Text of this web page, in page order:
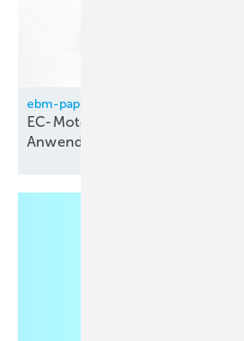
ebm-papst
EC-Motoren in kältetechnischen
Anwendungen